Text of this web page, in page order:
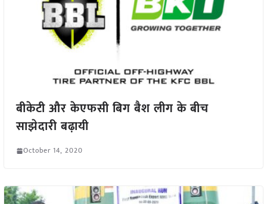
बीकेटी और केएफसी बिग बैश लीग के बीच
साझेदारी बढ़ायी
October 14, 2020